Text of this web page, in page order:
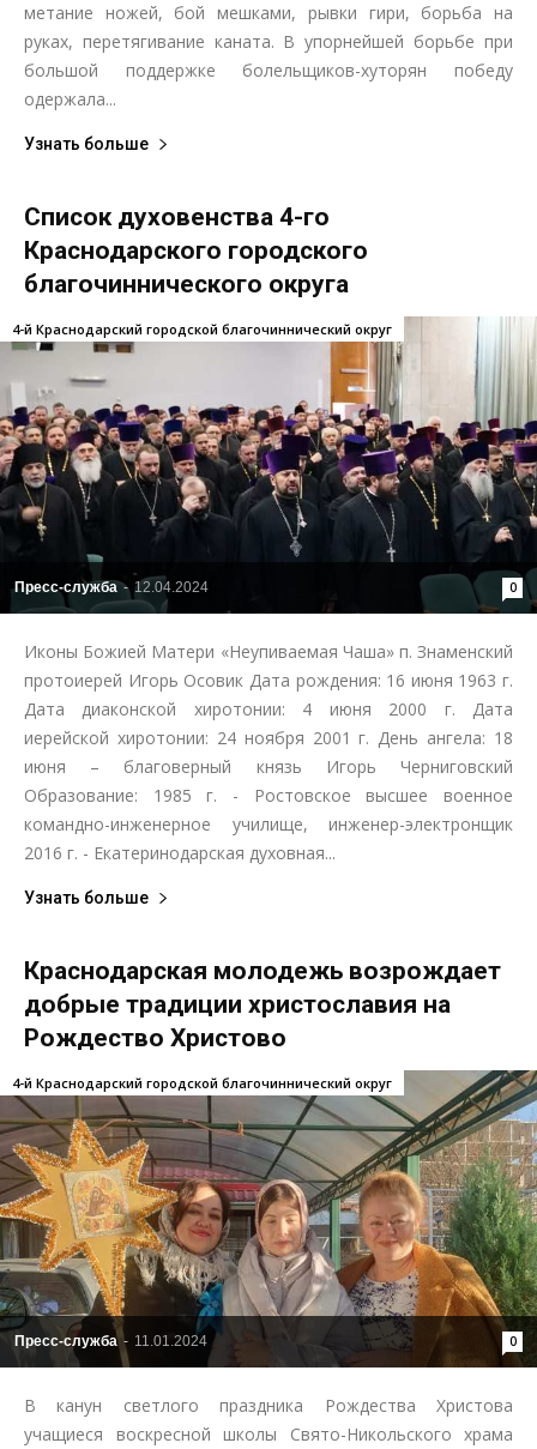
метание ножей, бой мешками, рывки гири, борьба на
руках, перетягивание каната. В упорнейшей борьбе при
большой поддержке болельщиков-хуторян победу
одержала...
Узнать больше
Список духовенства 4-го
Краснодарского городского
благочиннического округа
Пресс-служба - 12.04.2024 0
4-й Краснодарский городской благочиннический округ
Иконы Божией Матери «Неупиваемая Чаша» п. Знаменский
протоиерей Игорь Осовик Дата рождения: 16 июня 1963 г.
Дата диаконской хиротонии: 4 июня 2000 г. Дата
иерейской хиротонии: 24 ноября 2001 г. День ангела: 18
июня – благоверный князь Игорь Черниговский
Образование: 1985 г. - Ростовское высшее военное
командно-инженерное училище, инженер-электронщик
2016 г. - Екатеринодарская духовная...
Узнать больше
Краснодарская молодежь возрождает
добрые традиции христославия на
Рождество Христово
Пресс-служба - 11.01.2024 0
4-й Краснодарский городской благочиннический округ
В канун светлого праздника Рождества Христова
учащиеся воскресной школы Свято-Никольского храма